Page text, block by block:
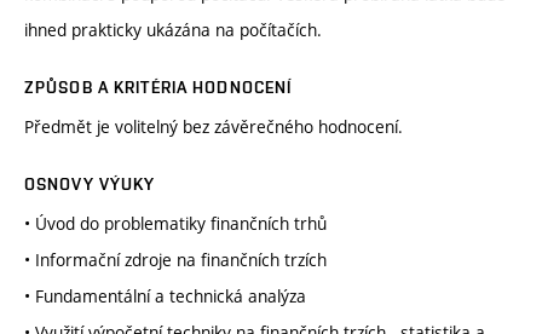
ihned prakticky ukázána na počítačích.
ZPŮSOB A KRITÉRIA HODNOCENÍ
Předmět je volitelný bez závěrečného hodnocení.
OSNOVY VÝUKY
• Úvod do problematiky finančních trhů
• Informační zdroje na finančních trzích
• Fundamentální a technická analýza